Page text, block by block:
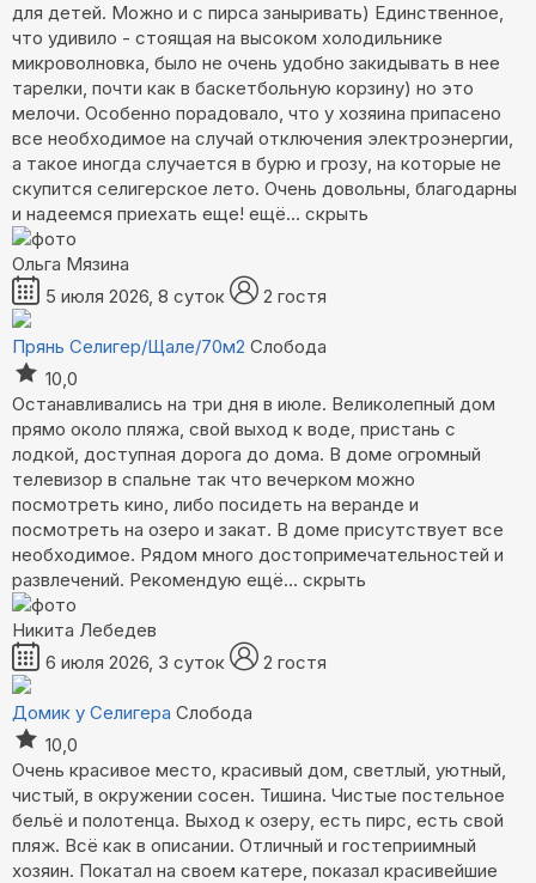
для детей. Можно и с пирса заныривать) Единственное,
что удивило - стоящая на высоком холодильнике
микроволновка, было не очень удобно закидывать в нее
тарелки, почти как в баскетбольную корзину) но это
мелочи. Особенно порадовало, что у хозяина припасено
все необходимое на случай отключения электроэнергии,
а такое иногда случается в бурю и грозу, на которые не
скупится селигерское лето. Очень довольны, благодарны
и надеемся приехать еще! ещё... скрыть
Ольга Мязина
5 июля 2026, 8 суток
2 гостя
Прянь Селигер/Щале/70м2 Слобода
10,0
Останавливались на три дня в июле. Великолепный дом
прямо около пляжа, свой выход к воде, пристань с
лодкой, доступная дорога до дома. В доме огромный
телевизор в спальне так что вечерком можно
посмотреть кино, либо посидеть на веранде и
посмотреть на озеро и закат. В доме присутствует все
необходимое. Рядом много достопримечательностей и
развлечений. Рекомендую ещё... скрыть
Никита Лебедев
6 июля 2026, 3 суток
2 гостя
Домик у Селигера Слобода
10,0
Очень красивое место, красивый дом, светлый, уютный,
чистый, в окружении сосен. Тишина. Чистые постельное
бельё и полотенца. Выход к озеру, есть пирс, есть свой
пляж. Всё как в описании. Отличный и гостеприимный
хозяин. Покатал на своем катере, показал красивейшие